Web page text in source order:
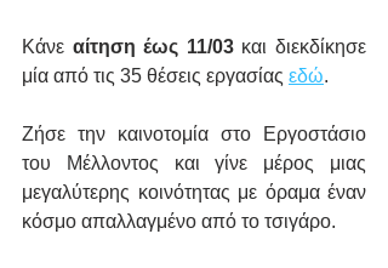
Κάνε αίτηση έως 11/03 και διεκδίκησε
μία από τις 35 θέσεις εργασίας εδώ.
Ζήσε την καινοτομία στο Εργοστάσιο
του Μέλλοντος και γίνε μέρος μιας
μεγαλύτερης κοινότητας με όραμα έναν
κόσμο απαλλαγμένο από το τσιγάρο.